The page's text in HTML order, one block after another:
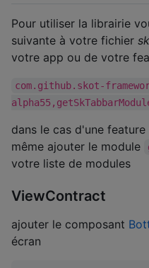
Pour utiliser la librairie
suivante à votre fichier
votre app ou de votre
com.github.skot-
dans le cas d'une
même ajouter le module
votre liste de modules
ViewContract
ajouter le composant
écran